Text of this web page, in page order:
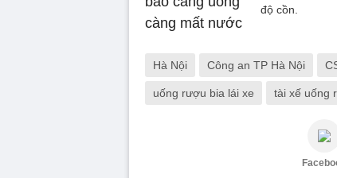
độ cồn.
Hà Nội Công an TP Hà Nội
uống rượu bia lái xe tài xế uống